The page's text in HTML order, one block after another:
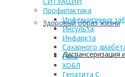
Здоровый образ жизни
Диспансеризация
Профилактика
Инфекционных
Инсульта
Инфаркта
Сахарного
Рака
ХОБЛ
Гепатита С